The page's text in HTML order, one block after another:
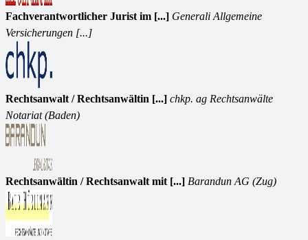
Fachverantwortlicher Jurist im [...] Generali Allgemeine
Versicherungen [...]
Rechtsanwalt / Rechtsanwältin [...] chkp. ag Rechtsanwälte
Notariat (Baden)
Rechtsanwältin / Rechtsanwalt mit [...] Barandun AG (Zug)